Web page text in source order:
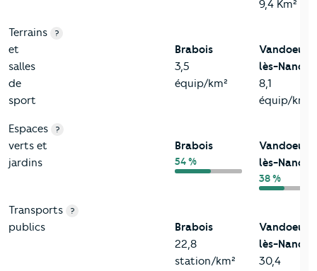
9,4 Km²
Terrains
et
salles
de
sport
?
Brabois
3,5
équip/km²
lès-Nancy
8,1
équip/km²
Espaces
verts et
jardins
?
Brabois
54 %
lès-Nancy
38 %
Transports
publics
?
Brabois
22,8
station/km²
lès-Nancy
30,4